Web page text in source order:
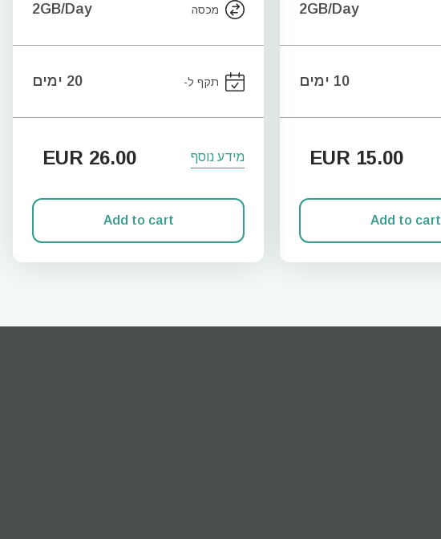
2GB/Day
10 ימים
EUR 15.00
Add to cart
מכסה 2GB/Day
תקף ל- 20 ימים
מידע נוסף EUR 26.00
Add to cart